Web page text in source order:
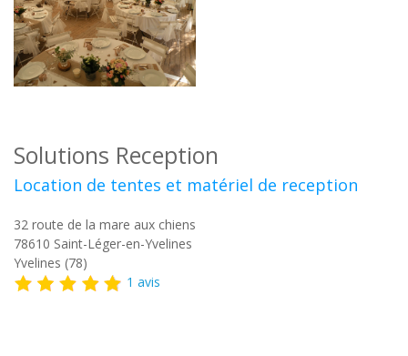
Solutions Reception
Location de tentes et matériel de reception
32 route de la mare aux chiens
78610 Saint-Léger-en-Yvelines
Yvelines (78)
1 avis